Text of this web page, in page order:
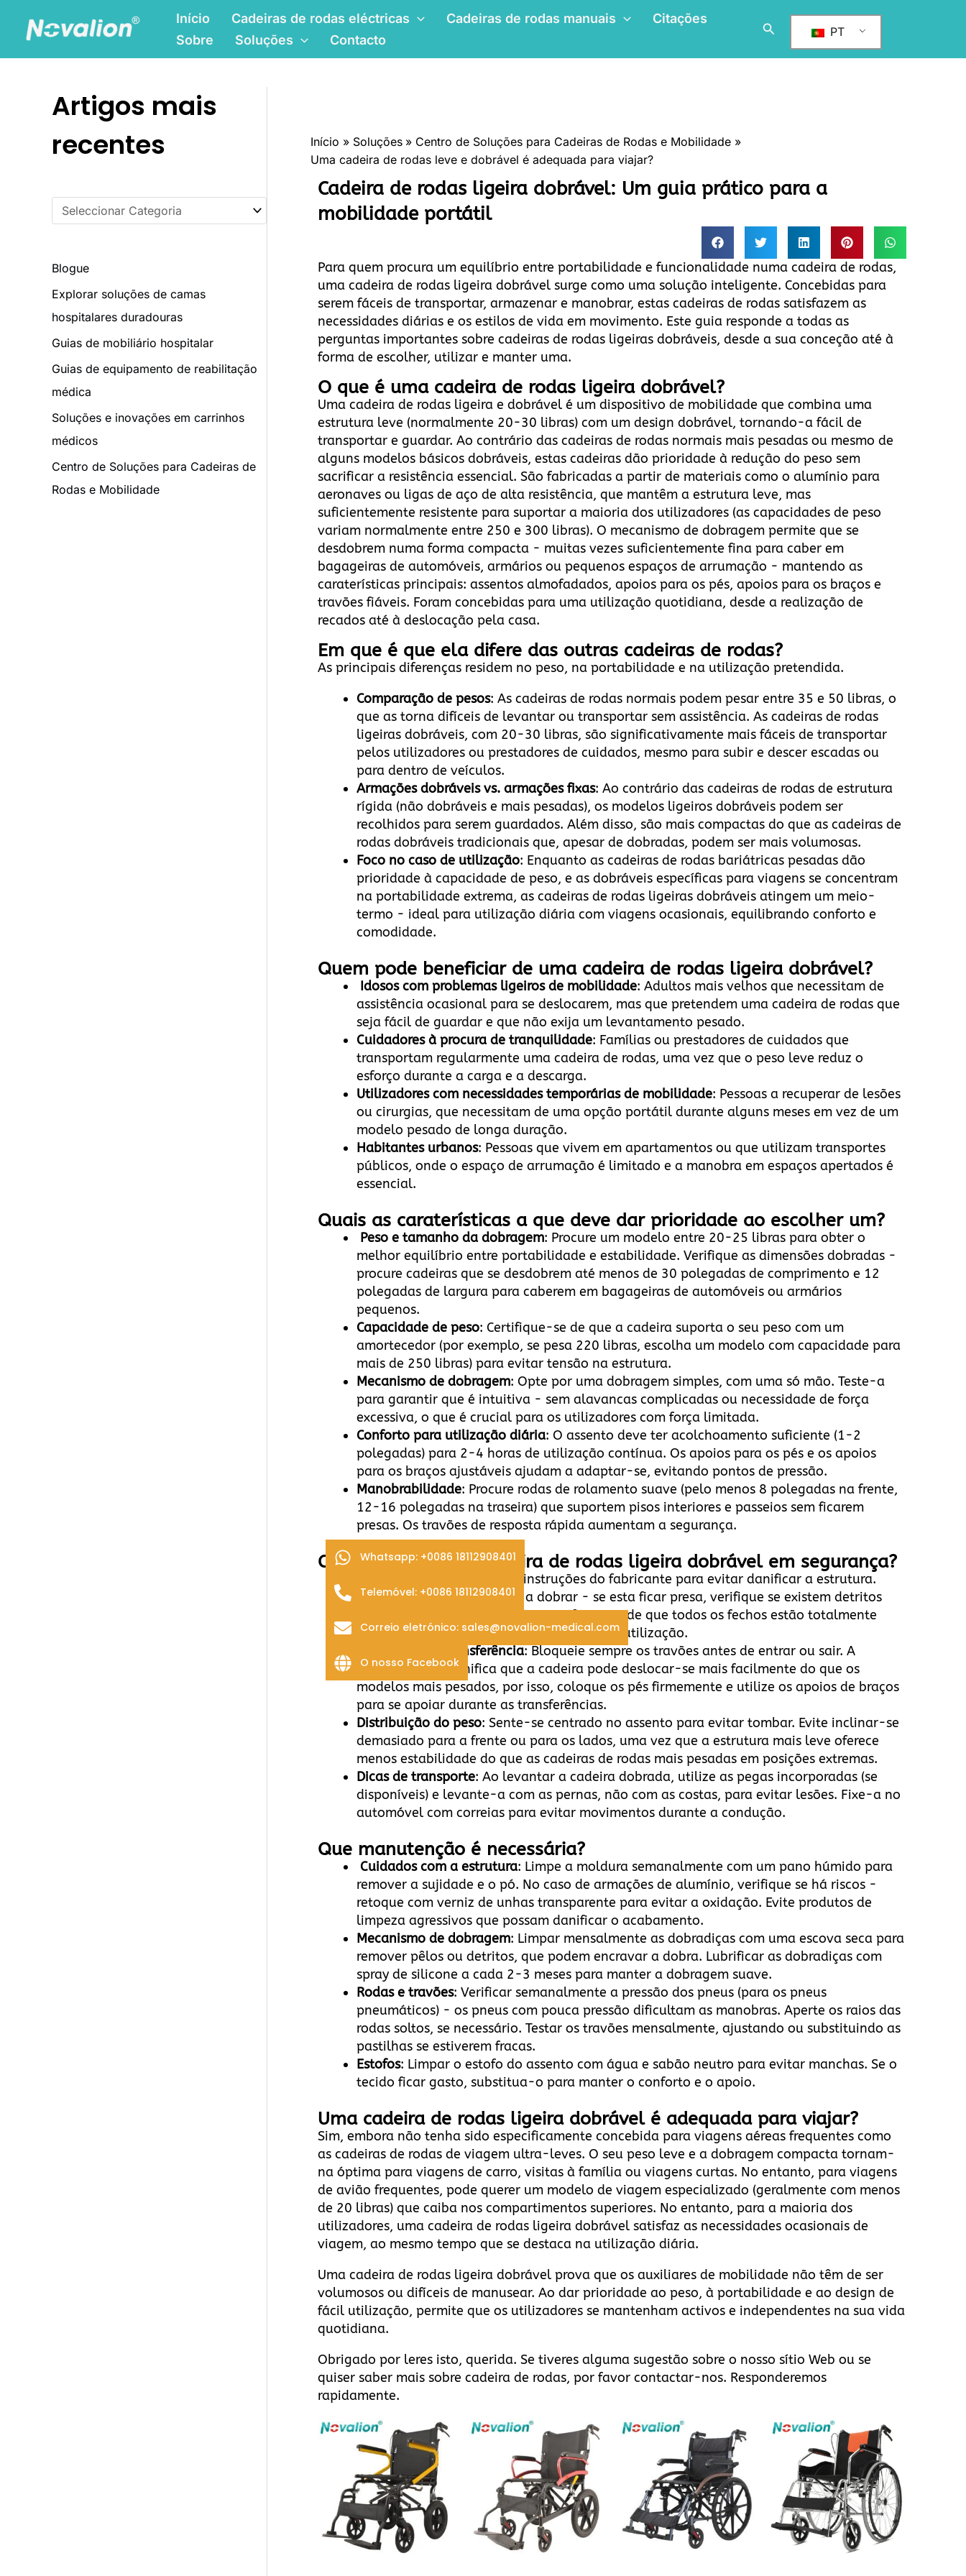
conteúdo
Início Cadeiras de rodas eléctricas Cadeiras de rodas manuais
Citações
Sobre
Soluções Contacto
搜
PT
Artigos mais
recentes
a
t
g
a
Blogue
Explorar soluções de camas
hospitalares duradouras
Guias de mobiliário hospitalar
Guias de equipamento de reabilitação
médica
Soluções e inovações em carrinhos
médicos
Centro de Soluções para Cadeiras de
Rodas e Mobilidade
Início Soluções
Centro de Soluções para Cadeiras de Rodas e Mobilidade
Uma cadeira de rodas leve e dobrável é adequada para viajar?
Cadeira de rodas ligeira dobrável: Um guia prático para a
mobilidade portátil
Para quem procura um equilíbrio entre portabilidade e funcionalidade numa cadeira de rodas,
uma cadeira de rodas ligeira dobrável surge como uma solução inteligente. Concebidas para
serem fáceis de transportar, armazenar e manobrar, estas cadeiras de rodas satisfazem as
necessidades diárias e os estilos de vida em movimento. Este guia responde a todas as
perguntas importantes sobre cadeiras de rodas ligeiras dobráveis, desde a sua conceção até à
forma de escolher, utilizar e manter uma.
O que é uma cadeira de rodas ligeira dobrável?
Uma cadeira de rodas ligeira e dobrável é um dispositivo de mobilidade que combina uma
estrutura leve (normalmente 20-30 libras) com um design dobrável, tornando-a fácil de
transportar e guardar. Ao contrário das cadeiras de rodas normais mais pesadas ou mesmo de
alguns modelos básicos dobráveis, estas cadeiras dão prioridade à redução do peso sem
sacrificar a resistência essencial. São fabricadas a partir de materiais como o alumínio para
aeronaves ou ligas de aço de alta resistência, que mantêm a estrutura leve, mas
suficientemente resistente para suportar a maioria dos utilizadores (as capacidades de peso
variam normalmente entre 250 e 300 libras). O mecanismo de dobragem permite que se
desdobrem numa forma compacta - muitas vezes suficientemente fina para caber em
bagageiras de automóveis, armários ou pequenos espaços de arrumação - mantendo as
caraterísticas principais: assentos almofadados, apoios para os pés, apoios para os braços e
travões fiáveis. Foram concebidas para uma utilização quotidiana, desde a realização de
recados até à deslocação pela casa.
Em que é que ela difere das outras cadeiras de rodas?
As principais diferenças residem no peso, na portabilidade e na utilização pretendida.
Comparação de pesos: As cadeiras de rodas normais podem pesar entre 35 e 50 libras, o
que as torna difíceis de levantar ou transportar sem assistência. As cadeiras de rodas
ligeiras dobráveis, com 20-30 libras, são significativamente mais fáceis de transportar
pelos utilizadores ou prestadores de cuidados, mesmo para subir e descer escadas ou
para dentro de veículos.
Armações dobráveis vs. armações fixas: Ao contrário das cadeiras de rodas de estrutura
rígida (não dobráveis e mais pesadas), os modelos ligeiros dobráveis podem ser
recolhidos para serem guardados. Além disso, são mais compactas do que as cadeiras de
rodas dobráveis tradicionais que, apesar de dobradas, podem ser mais volumosas.
Foco no caso de utilização: Enquanto as cadeiras de rodas bariátricas pesadas dão
prioridade à capacidade de peso, e as dobráveis específicas para viagens se concentram
na portabilidade extrema, as cadeiras de rodas ligeiras dobráveis atingem um meio-
termo - ideal para utilização diária com viagens ocasionais, equilibrando conforto e
comodidade.
Quem pode beneficiar de uma cadeira de rodas ligeira dobrável?
Idosos com problemas ligeiros de mobilidade: Adultos mais velhos que necessitam de
assistência ocasional para se deslocarem, mas que pretendem uma cadeira de rodas que
seja fácil de guardar e que não exija um levantamento pesado.
Cuidadores à procura de tranquilidade: Famílias ou prestadores de cuidados que
transportam regularmente uma cadeira de rodas, uma vez que o peso leve reduz o
esforço durante a carga e a descarga.
Utilizadores com necessidades temporárias de mobilidade: Pessoas a recuperar de lesões
ou cirurgias, que necessitam de uma opção portátil durante alguns meses em vez de um
modelo pesado de longa duração.
Habitantes urbanos: Pessoas que vivem em apartamentos ou que utilizam transportes
públicos, onde o espaço de arrumação é limitado e a manobra em espaços apertados é
essencial.
Quais as caraterísticas a que deve dar prioridade ao escolher um?
Peso e tamanho da dobragem: Procure um modelo entre 20-25 libras para obter o
melhor equilíbrio entre portabilidade e estabilidade. Verifique as dimensões dobradas -
procure cadeiras que se desdobrem até menos de 30 polegadas de comprimento e 12
polegadas de largura para caberem em bagageiras de automóveis ou armários
pequenos.
Capacidade de peso: Certifique-se de que a cadeira suporta o seu peso com um
amortecedor (por exemplo, se pesa 220 libras, escolha um modelo com capacidade para
mais de 250 libras) para evitar tensão na estrutura.
Mecanismo de dobragem: Opte por uma dobragem simples, com uma só mão. Teste-a
para garantir que é intuitiva - sem alavancas complicadas ou necessidade de força
excessiva, o que é crucial para os utilizadores com força limitada.
Conforto para utilização diária: O assento deve ter acolchoamento suficiente (1-2
polegadas) para 2-4 horas de utilização contínua. Os apoios para os pés e os apoios
para os braços ajustáveis ajudam a adaptar-se, evitando pontos de pressão.
Manobrabilidade: Procure rodas de rolamento suave (pelo menos 8 polegadas na frente,
12-16 polegadas na traseira) que suportem pisos interiores e passeios sem ficarem
presas. Os travões de resposta rápida aumentam a segurança.
Como utilizar uma cadeira de rodas ligeira dobrável em segurança?
: Siga as instruções do fabricante para evitar danificar a estrutura.
Nunca force a cadeira para a dobrar - se esta ficar presa, verifique se existem detritos
nas dobradiças. Ao desdobrar, certifique-se de que todos os fechos estão totalmente
engatados para evitar o colapso durante a utilização.
Segurança na transferência: Bloqueie sempre os travões antes de entrar ou sair. A
estrutura leve significa que a cadeira pode deslocar-se mais facilmente do que os
modelos mais pesados, por isso, coloque os pés firmemente e utilize os apoios de braços
para se apoiar durante as transferências.
Distribuição do peso: Sente-se centrado no assento para evitar tombar. Evite inclinar-se
demasiado para a frente ou para os lados, uma vez que a estrutura mais leve oferece
menos estabilidade do que as cadeiras de rodas mais pesadas em posições extremas.
Dicas de transporte: Ao levantar a cadeira dobrada, utilize as pegas incorporadas (se
disponíveis) e levante-a com as pernas, não com as costas, para evitar lesões. Fixe-a no
automóvel com correias para evitar movimentos durante a condução.
Que manutenção é necessária?
Cuidados com a estrutura: Limpe a moldura semanalmente com um pano húmido para
remover a sujidade e o pó. No caso de armações de alumínio, verifique se há riscos -
retoque com verniz de unhas transparente para evitar a oxidação. Evite produtos de
limpeza agressivos que possam danificar o acabamento.
Mecanismo de dobragem: Limpar mensalmente as dobradiças com uma escova seca para
remover pêlos ou detritos, que podem encravar a dobra. Lubrificar as dobradiças com
spray de silicone a cada 2-3 meses para manter a dobragem suave.
Rodas e travões: Verificar semanalmente a pressão dos pneus (para os pneus
pneumáticos) - os pneus com pouca pressão dificultam as manobras. Aperte os raios das
rodas soltos, se necessário. Testar os travões mensalmente, ajustando ou substituindo as
pastilhas se estiverem fracas.
Estofos: Limpar o estofo do assento com água e sabão neutro para evitar manchas. Se o
tecido ficar gasto, substitua-o para manter o conforto e o apoio.
Uma cadeira de rodas ligeira dobrável é adequada para viajar?
Sim, embora não tenha sido especificamente concebida para viagens aéreas frequentes como
as cadeiras de rodas de viagem ultra-leves. O seu peso leve e a dobragem compacta tornam-
na óptima para viagens de carro, visitas à família ou viagens curtas. No entanto, para viagens
de avião frequentes, pode querer um modelo de viagem especializado (geralmente com menos
de 20 libras) que caiba nos compartimentos superiores. No entanto, para a maioria dos
utilizadores, uma cadeira de rodas ligeira dobrável satisfaz as necessidades ocasionais de
viagem, ao mesmo tempo que se destaca na utilização diária.
Uma cadeira de rodas ligeira dobrável prova que os auxiliares de mobilidade não têm de ser
volumosos ou difíceis de manusear. Ao dar prioridade ao peso, à portabilidade e ao design de
fácil utilização, permite que os utilizadores se mantenham activos e independentes na sua vida
quotidiana.
Obrigado por leres isto, querida. Se tiveres alguma sugestão sobre o nosso sítio Web ou se
quiser saber mais sobre cadeira de rodas, por favor contactar-nos. Responderemos
rapidamente.
Whatsapp: +0086 18112908401
Telemóvel: +0086 18112908401
Correio eletrónico: sales@novalion-medical.com
O nosso Facebook